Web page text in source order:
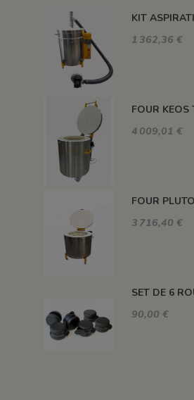
1 362,36 €
4 009,01 €
3 716,40 €
90,00 €